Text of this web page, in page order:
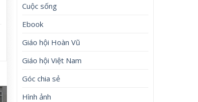
Cuộc sống
Ebook
Giáo hội Hoàn Vũ
Giáo hội Việt Nam
Góc chia sẻ
Hình ảnh